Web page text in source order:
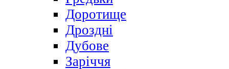
Доротище
Дроздні
Дубове
Заріччя